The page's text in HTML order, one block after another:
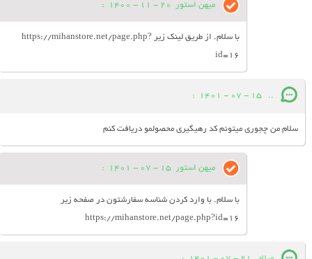
میهن استور 20 - 11 - 1400
:
با سلام. از طریق لینک زیر https://mihanstore.net/page.php?
id=16
..
15 - 07 - 1401
:
سلام من چجوری میتونم کد رهیگیری محصولمو دریافت کنم
میهن استور 15 - 07 - 1401
:
با سلام. با وارد کردن شناسه سفارشتون در صفحه زیر
https://mihanstore.net/page.php?id=16